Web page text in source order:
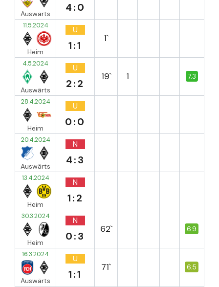
Auswärts 4:0
11.5.2024
Heim
U
1:1
1`
4.5.2024
Auswärts
U
2:2
19` 1 7.3
28.4.2024
Heim
U
0:0
20.4.2024
Auswärts
N
4:3
13.4.2024
Heim
N
1:2
30.3.2024
Heim
N
0:3
62` 6.9
16.3.2024
Auswärts
U
1:1
71` 6.5